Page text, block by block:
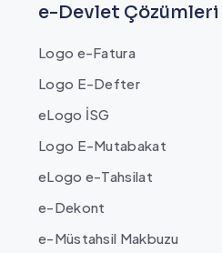
e-Devlet Çözümleri
Logo e-Fatura
Logo E-Defter
eLogo İSG
Logo E-Mutabakat
eLogo e-Tahsilat
e-Dekont
e-Müstahsil Makbuzu